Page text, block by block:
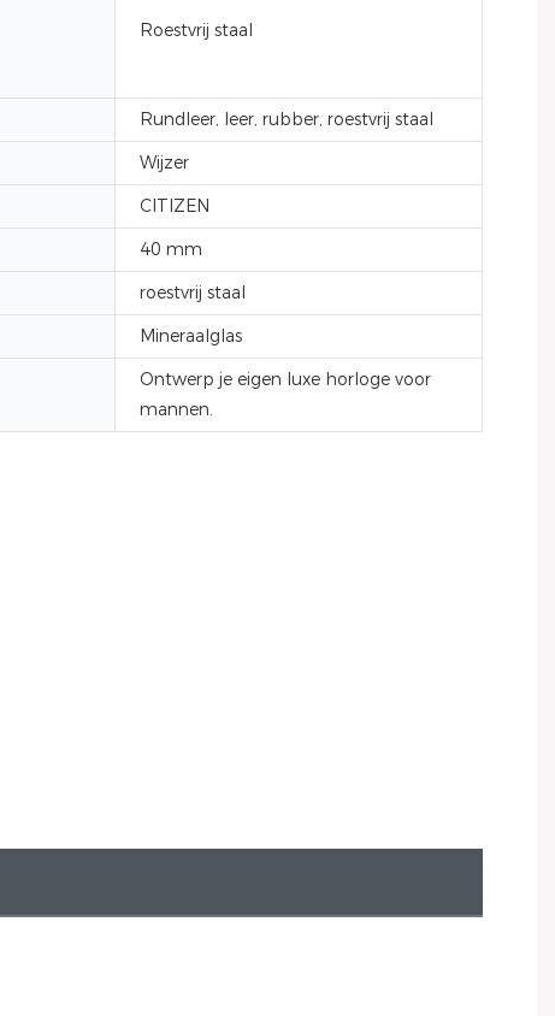
Roestvrij staal
Rundleer, leer, rubber, roestvrij staal
Wijzer
CITIZEN
40 mm
roestvrij staal
Mineraalglas
Ontwerp je eigen luxe horloge voor
mannen.